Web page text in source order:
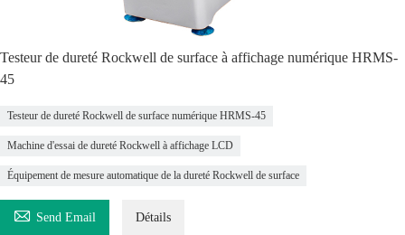
Testeur de dureté Rockwell de surface à affichage numérique HRMS-
45
Testeur de dureté Rockwell de surface numérique HRMS-45
Machine d'essai de dureté Rockwell à affichage LCD
Équipement de mesure automatique de la dureté Rockwell de surface
 Send Email Détails